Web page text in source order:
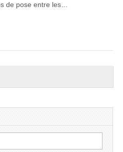
de pose entre les…